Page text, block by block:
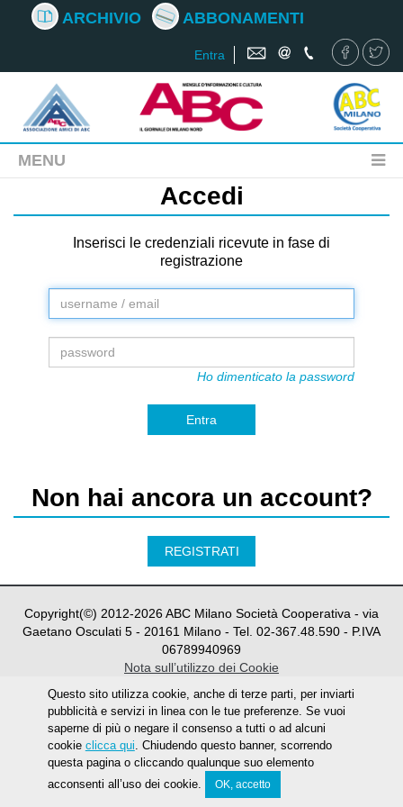
Questo sito utilizza cookie, anche di terze parti, per inviarti
pubblicità e servizi in linea con le tue preferenze. Se vuoi
saperne di più o negare il consenso a tutti o ad alcuni
cookie clicca qui. Chiudendo questo banner, scorrendo
questa pagina o cliccando qualunque suo elemento
acconsenti all’uso dei cookie.
OK, accetto
ARCHIVIO ABBONAMENTI
Entra
MENU
Accedi
Inserisci le credenziali ricevute in fase di
registrazione
Ho dimenticato la password
Entra
Non hai ancora un account?
REGISTRATI
Copyright(©) 2012-2026ABC Milano Società Cooperativa - via
Gaetano Osculati 5 - 20161 Milano - Tel. 02-367.48.590 - P.IVA
06789940969
Nota sull’utilizzo dei Cookie